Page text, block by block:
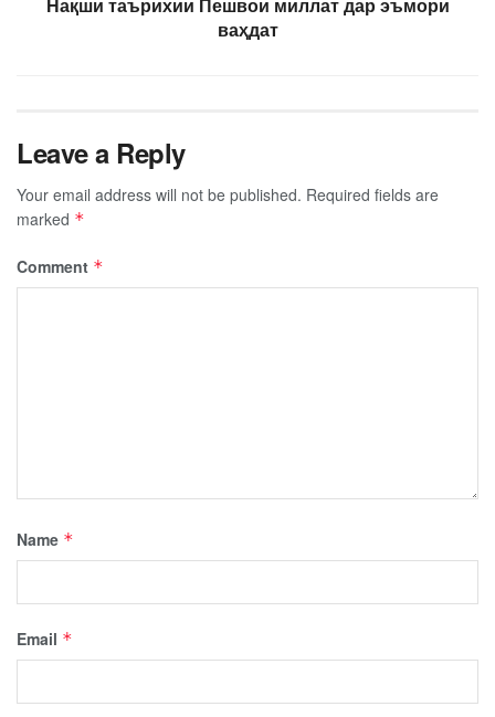
Нақши таърихии Пешвои миллат дар эъмори
ваҳдат
Leave a Reply
Your email address will not be published. Required fields are
marked *
Comment *
Name *
Email *